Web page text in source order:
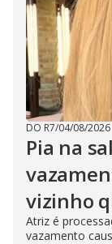
DO R7/04/08/2026
Pia na
vizinho
Atriz é
vazamento